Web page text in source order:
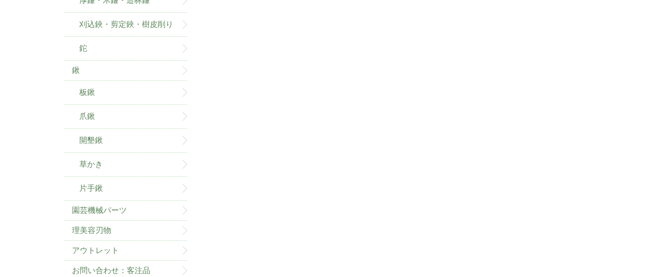
刈込鋏・剪定鋏・樹皮削り
鉈
鍬
板鍬
爪鍬
開墾鍬
草かき
片手鍬
園芸機械パーツ
理美容刃物
アウトレット
お問い合わせ：客注品